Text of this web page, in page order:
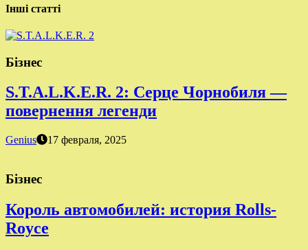
Інші статті
Бізнес
S.T.A.L.K.E.R. 2: Серце Чорнобиля —
повернення легенди
Genius 17 февраля, 2025
Бізнес
Король автомобилей: история Rolls-
Royce